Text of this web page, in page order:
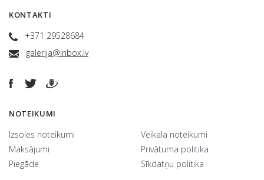
KONTAKTI
+371 29528684
galerija@inbox.lv
NOTEIKUMI
Izsoles noteikumi
Maksājumi
Piegāde
Veikala noteikumi
Privātuma politika
Sīkdatņu politika